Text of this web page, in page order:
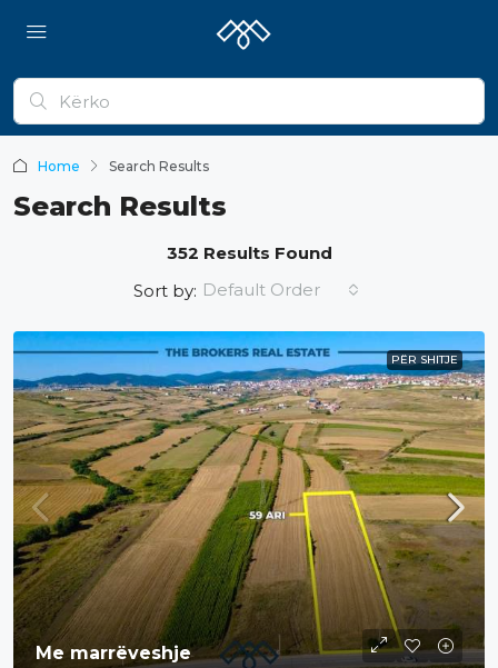
Home Search Results
Search Results
352 Results Found
Sort by: Default Order
PËR SHITJE
Me marrëveshje